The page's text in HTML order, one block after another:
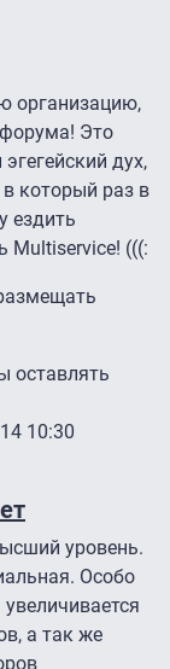
организацию,
Это
дух,
который раз в
ездить
Multiservice! (((:
оставлять
10:30
уровень.
Особо
а так же